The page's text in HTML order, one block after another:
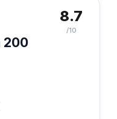
200
8.7
/10